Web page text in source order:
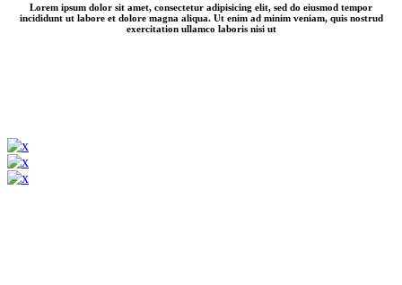
Lorem ipsum dolor sit amet, consectetur adipisicing elit, sed do eiusmod tempor
incididunt ut labore et dolore magna aliqua. Ut enim ad minim veniam, quis nostrud
exercitation ullamco laboris nisi ut